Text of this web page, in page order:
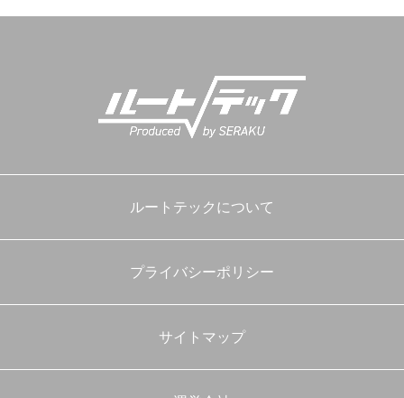
ン
ルートテックについて
プライバシーポリシー
サイトマップ